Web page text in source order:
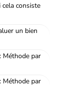
consiste
un bien
Méthode par
Méthode par